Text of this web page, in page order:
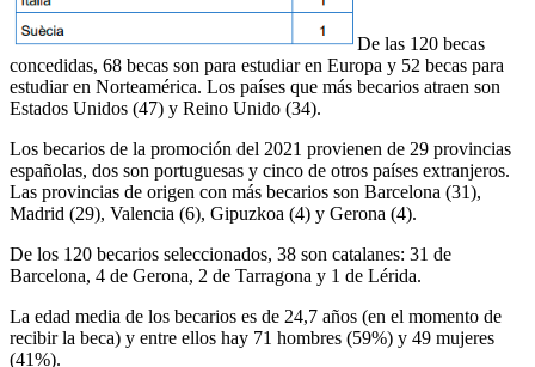
De las 120 becas
concedidas, 68 becas son para estudiar en Europa y 52 becas para
estudiar en Norteamérica. Los países que más becarios atraen son
Estados Unidos (47) y Reino Unido (34).
Los becarios de la promoción del 2021 provienen de 29 provincias
españolas, dos son portuguesas y cinco de otros países extranjeros.
Las provincias de origen con más becarios son Barcelona (31),
Madrid (29), Valencia (6), Gipuzkoa (4) y Gerona (4).
De los 120 becarios seleccionados, 38 son catalanes: 31 de
Barcelona, 4 de Gerona, 2 de Tarragona y 1 de Lérida.
La edad media de los becarios es de 24,7 años (en el momento de
recibir la beca) y entre ellos hay 71 hombres (59%) y 49 mujeres
(41%).